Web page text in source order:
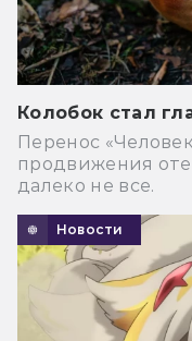
Колобок стал
Перенос
продвижения
далеко не все.
Новости